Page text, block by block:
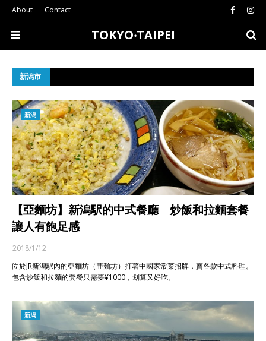
About Contact
TOKYO‧TAIPEI
新潟市
新潟
【亞麵坊】新潟駅的中式餐廳 炒飯和拉麵套餐
讓人有飽足感
2018/1/12
位於JR新潟駅內的亞麵坊（亜麺坊）打著中國家常菜招牌，賣各款中式料理。
包含炒飯和拉麵的套餐只需要¥1000，划算又好吃。
新潟